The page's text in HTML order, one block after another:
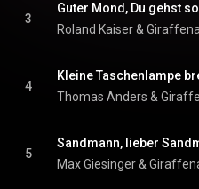
3
Guter Mond, Du gehst
Roland Kaiser &
4
Kleine Taschenlampe
Thomas Anders &
5
Sandmann, lieber
Max Giesinger &